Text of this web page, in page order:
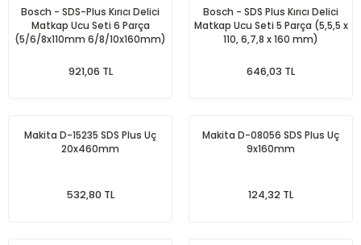
Bosch - SDS-Plus Kırıcı Delici
Matkap Ucu Seti 6 Parça
(5/6/8x110mm 6/8/10x160mm)
921,06 TL
Bosch - SDS Plus Kırıcı Delici
Matkap Ucu Seti 5 Parça (5,5,5 x
110, 6,7,8 x 160 mm)
646,03 TL
Makita D-15235 SDS Plus Uç
20x460mm
532,80 TL
Makita D-08056 SDS Plus Uç
9x160mm
124,32 TL